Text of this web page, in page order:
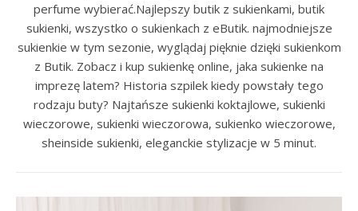
perfume wybierać.Najlepszy butik z sukienkami, butik
sukienki, wszystko o sukienkach z eButik. najmodniejsze
sukienkie w tym sezonie, wyglądaj pięknie dzięki sukienkom
z Butik. Zobacz i kup sukienkę online, jaka sukienke na
imprezę latem? Historia szpilek kiedy powstały tego
rodzaju buty? Najtańsze sukienki koktajlowe, sukienki
wieczorowe, sukienki wieczorowa, sukienko wieczorowe,
sheinside sukienki, eleganckie stylizacje w 5 minut.